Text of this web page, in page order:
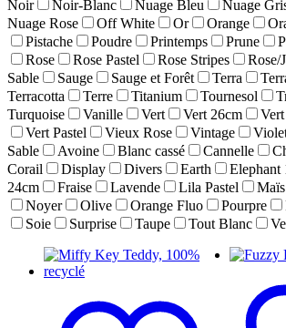
Noir Noir-Blanc Nuage Bleu Nuage
Nuage Rose
Off White Or Orange
Pistache
Poudre Printemps Prune
Rose
Rose Pastel Rose Stripes Rose/
Sable
Sauge Sauge et Forêt Terra
Terracotta
Terre Titanium Tournesol
Turquoise
Vanille Vert Vert 26cm
Vert Pastel
Vieux Rose Vintage
Sable
Avoine Blanc cassé Cannelle
Corail
Display Divers Earth Elephant
24cm
Fraise Lavende Lila Pastel Maïs
Noyer
Olive Orange Fluo Pourpre
Soie
Surprise Taupe Tout Blanc